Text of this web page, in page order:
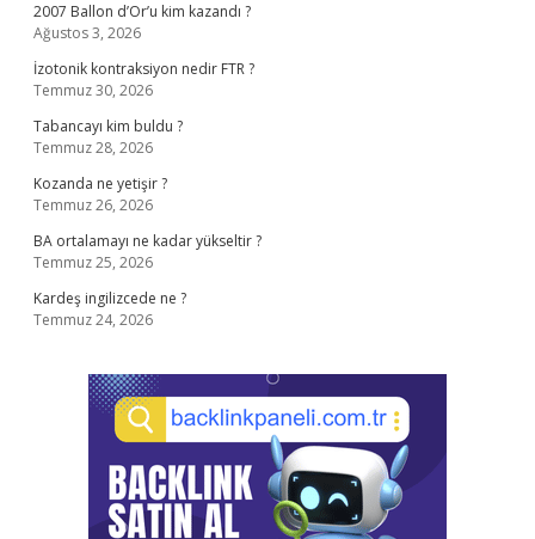
2007 Ballon d’Or’u kim kazandı ?
Ağustos 3, 2026
İzotonik kontraksiyon nedir FTR ?
Temmuz 30, 2026
Tabancayı kim buldu ?
Temmuz 28, 2026
Kozanda ne yetişir ?
Temmuz 26, 2026
BA ortalamayı ne kadar yükseltir ?
Temmuz 25, 2026
Kardeş ingilizcede ne ?
Temmuz 24, 2026